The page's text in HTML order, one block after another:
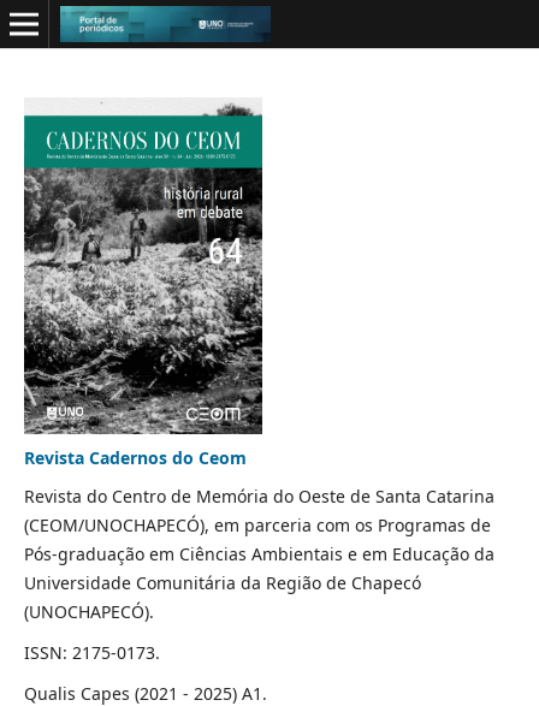
Revista Cadernos do Ceom
Revista do Centro de Memória do Oeste de Santa Catarina
(CEOM/UNOCHAPECÓ), em parceria com os Programas de
Pós-graduação em Ciências Ambientais e em Educação da
Universidade Comunitária da Região de Chapecó
(UNOCHAPECÓ).
ISSN: 2175-0173.
Qualis Capes (2021 - 2025) A1.